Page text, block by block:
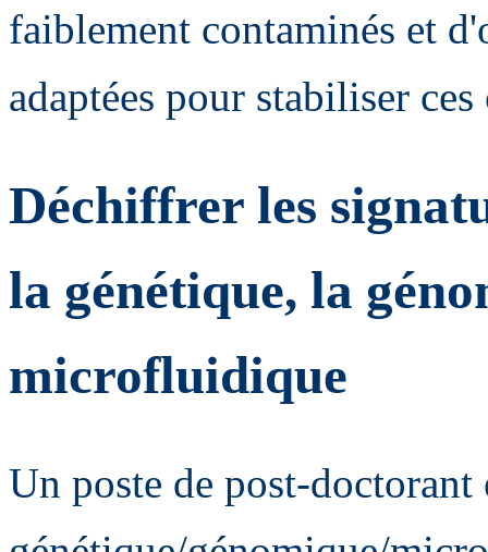
faiblement contaminés et
adaptées pour stabiliser
Déchiffrer les
la génétique, la
microfluidique
Un poste de post-doctorant